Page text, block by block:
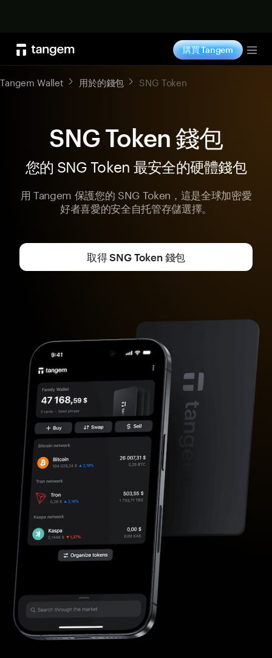
購買 Tangem
Tangem Wallet 用於的錢包 SNG Token
SNG Token 錢包
您的 SNG Token 最安全的硬體錢包
用 Tangem 保護您的 SNG Token，這是全球加密愛
好者喜愛的安全自托管存儲選擇。
取得 SNG Token 錢包